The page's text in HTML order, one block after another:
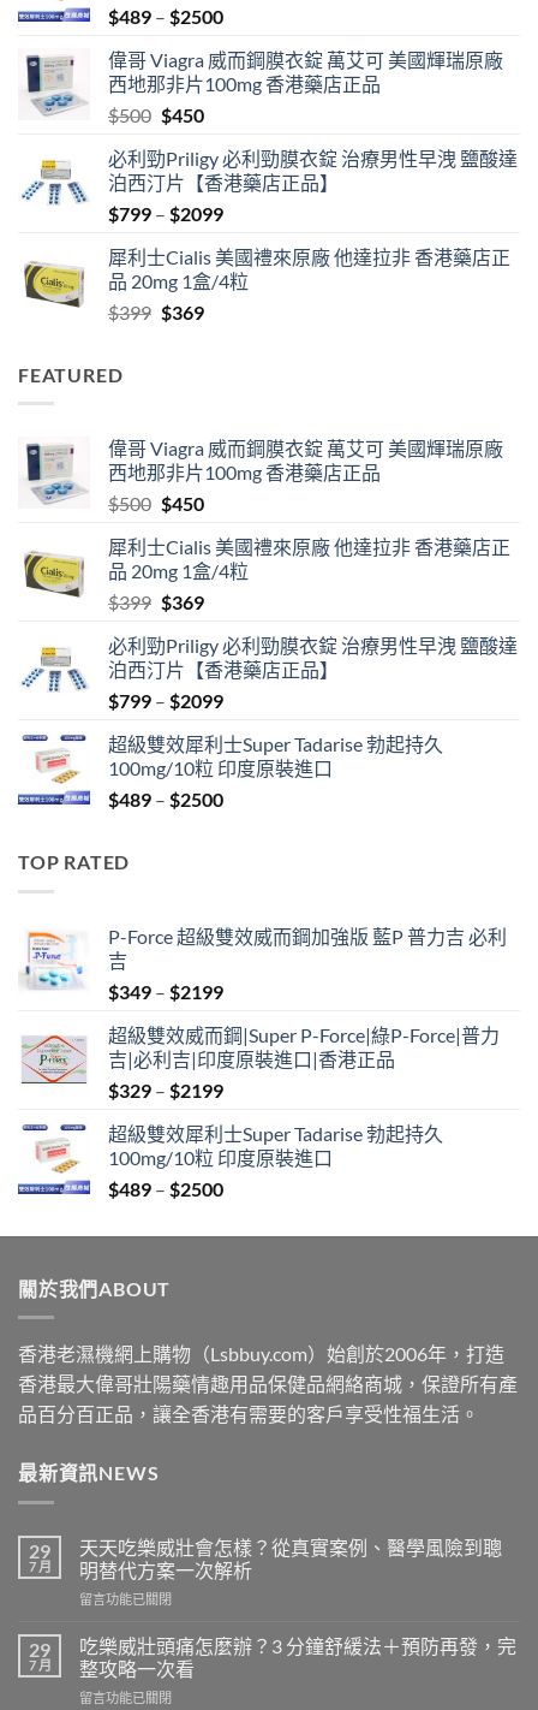
$489 – $2500Price
$489
through
偉哥 Viagra 威而鋼膜衣錠 萬艾可 美國輝瑞原廠
西地那非片100mg 香港藥店正品
$500 Original
was:
$500.
$450Current
is:
$450.
必利勁Priligy 必利勁膜衣錠 治療男性早洩 鹽酸達
泊西汀片【香港藥店正品】
$799 – $2099Price
$799
through
犀利士Cialis 美國禮來原廠 他達拉非 香港藥店正
品 20mg 1盒/4粒
$399 Original
$369Current
FEATURED
偉哥 Viagra 威而鋼膜衣錠 萬艾可 美國輝瑞原廠
西地那非片100mg 香港藥店正品
$500 Original
was:
$500.
$450Current
is:
$450.
犀利士Cialis 美國禮來原廠 他達拉非 香港藥店正
品 20mg 1盒/4粒
$399 Original
was:
$399.
$369Current
is:
$369.
必利勁Priligy 必利勁膜衣錠 治療男性早洩 鹽酸達
泊西汀片【香港藥店正品】
$799 – $2099Price
$799
through
$2099
超級雙效犀利士Super Tadarise 勃起持久
100mg/10粒 印度原裝進口
$489 – $2500Price
TOP RATED
P-Force 超級雙效威而鋼加強版 藍P 普力吉 必利
吉
$349 – $2199Price
$349
through
$2199
超級雙效威而鋼|Super P-Force|綠P-Force|普力
吉|必利吉|印度原裝進口|香港正品
$329 – $2199Price
$329
through
$2199
超級雙效犀利士Super Tadarise 勃起持久
100mg/10粒 印度原裝進口
$489 – $2500Price
$489
關於我們ABOUT
香港老濕機網上購物（Lsbbuy.com）始創於2006年，打造
香港最大偉哥壯陽藥情趣用品保健品網絡商城，保證所有產
品百分百正品，讓全香港有需要的客戶享受性福生活。
最新資訊NEWS
29
7 月
天天吃樂威壯會怎樣？從真實案例、醫學風險到聰
明替代方案一次解析
在
天
吃
樂
威
留言功能已關閉
29
7 月
吃樂威壯頭痛怎麼辦？3 分鐘舒緩法＋預防再發，完
整攻略一次看
在
留言功能已關閉